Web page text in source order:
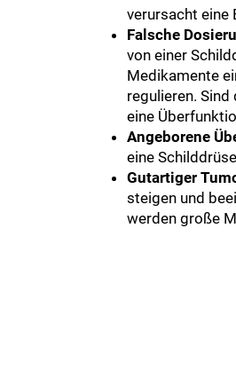
verursacht eine
Falsche
von einer
Medikamente
regulieren.
eine
Angeborene
eine
Gutartiger
steigen und
werden große